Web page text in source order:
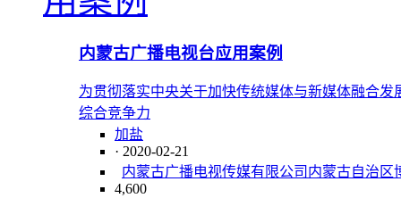
内蒙古广播电视台应用案例
为贯彻落实中央关于加快传统媒体与新媒体融合
综合竞争力
加盐
· 2020-02-21
内蒙古广播电视传媒有限公司 内蒙古自治区
4,600